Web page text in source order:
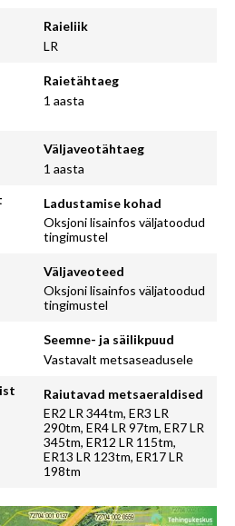
Raieliik
LR
Raietähtaeg
1 aasta
Väljaveotähtaeg
1 aasta
Ladustamise kohad
Oksjoni lisainfos väljatoodud
tingimustel
Väljaveoteed
Oksjoni lisainfos väljatoodud
tingimustel
Seemne- ja säilikpuud
Vastavalt metsaseadusele
Raiutavad metsaeraldised
ER2 LR 344tm, ER3 LR
290tm, ER4 LR 97tm, ER7 LR
345tm, ER12 LR 115tm,
ER13 LR 123tm, ER17 LR
198tm